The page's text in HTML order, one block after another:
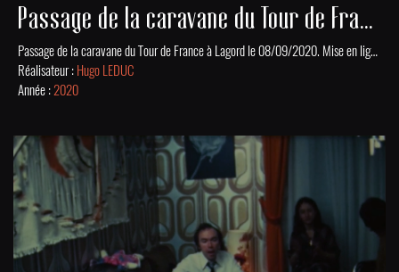
Passage de la caravane du Tour de France à Lagord en 2020
Passage de la caravane du Tour de France à Lagord le 08/09/2020. Mise en ligne grâce au soutien financier de la DRAC Nouvelle-Aquitaine.
Réalisateur : Hugo LEDUC
Année :2020